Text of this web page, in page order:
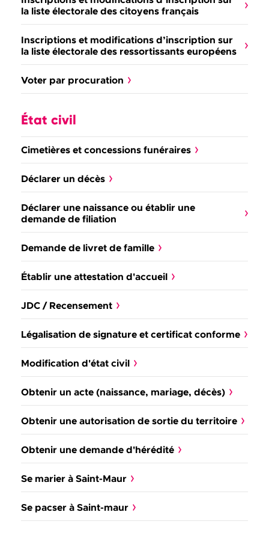
la liste électorale des citoyens français
Inscriptions et modifications d’inscription sur
la liste électorale des ressortissants européens
Voter par procuration
État civil
Cimetières et concessions funéraires
Déclarer un décès
Déclarer une naissance ou établir une
demande de filiation
Demande de livret de famille
Établir une attestation d'accueil
JDC / Recensement
Légalisation de signature et certificat conforme
Modification d'état civil
Obtenir un acte (naissance, mariage, décès)
Obtenir une autorisation de sortie du territoire
Obtenir une demande d'hérédité
Se marier à Saint-Maur
Se pacser à Saint-maur